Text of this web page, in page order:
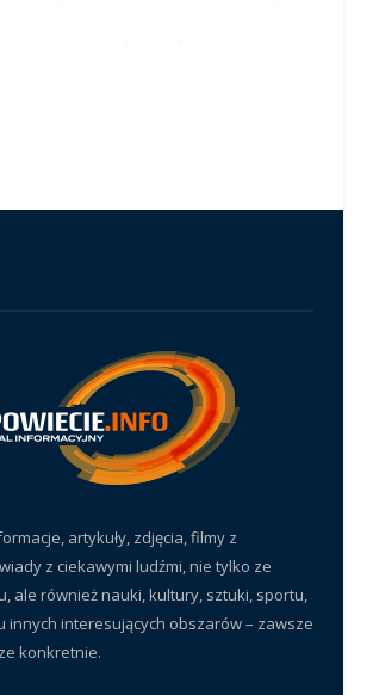
artykuły, zdjęcia, filmy z
z ciekawymi ludźmi, nie tylko ze
ale również nauki, kultury, sztuki, sportu,
innych interesujących obszarów – zawsze
konkretnie.